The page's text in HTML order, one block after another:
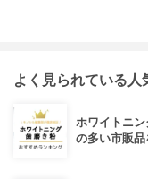
よく見られている人
ホワイトニ
の多い市販